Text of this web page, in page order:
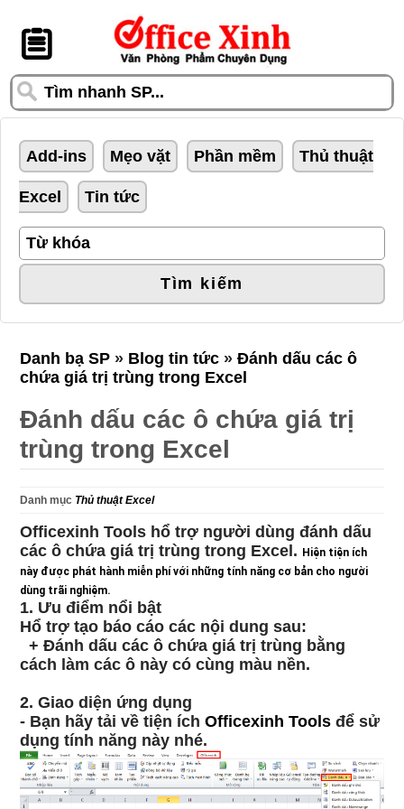
󰆎
Add-ins Mẹo vặt Phần mềm Thủ thuật
Excel Tin tức
Tìm kiếm
Danh bạ SP » Blog tin tức »Đánh dấu các ô
chứa giá trị trùng trong Excel
Đánh dấu các ô chứa giá trị
trùng trong Excel
Danh mục Thủ thuật Excel
Officexinh Tools hổ trợ người dùng đánh dấu
các ô chứa giá trị trùng trong Excel. Hiện tiện ích
này được phát hành miễn phí với những tính năng cơ bản cho người
dùng trãi nghiệm.
1. Ưu điểm nổi bật
Hổ trợ tạo báo cáo các nội dung sau:
+ Đánh dấu các ô chứa giá trị trùng bằng
cách làm các ô này có cùng màu nền.
2. Giao diện ứng dụng
- Bạn hãy tải về tiện íchOfficexinh Tools để sử
dụng tính năng này nhé.